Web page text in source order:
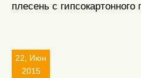
плесень с гипсокартонного
22, Июн
2015